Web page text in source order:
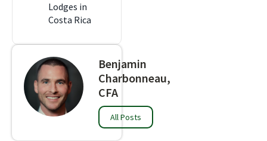
Lodges in
Costa Rica
Benjamin
Charbonneau,
CFA
All Posts